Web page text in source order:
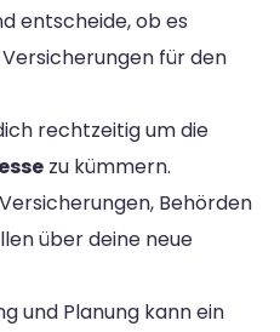
entscheide, ob es
für den
rechtzeitig um die
zu kümmern.
Behörden
über deine neue
und Planung kann ein